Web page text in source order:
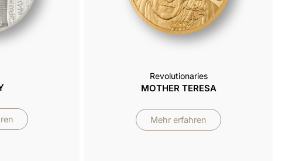
Revolutionaries
MOTHER TERESA
Mehr erfahren